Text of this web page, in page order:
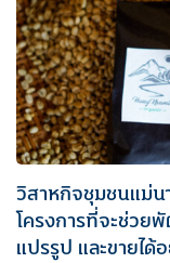
วิสาหกิจชุมชนแม่น
โครงการที่จะช่วย
แปรรูป และขายได้